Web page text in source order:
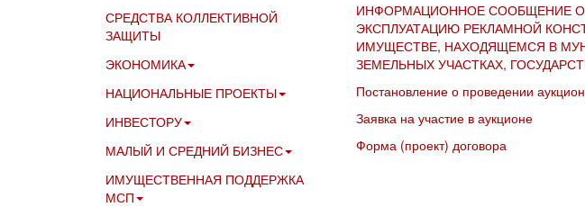
ИНФОРМАЦИОННОЕ СООБЩЕНИЕ О
ЭКСПЛУАТАЦИЮ РЕКЛАМНОЙ
ИМУЩЕСТВЕ, НАХОДЯЩЕМСЯ В
ЗЕМЕЛЬНЫХ УЧАСТКАХ,
Постановление о проведении
Заявка на участие в аукционе
Форма (проект) договора
СРЕДСТВА КОЛЛЕКТИВНОЙ
ЗАЩИТЫ
ЭКОНОМИКА
НАЦИОНАЛЬНЫЕ ПРОЕКТЫ
ИНВЕСТОРУ
МАЛЫЙ И СРЕДНИЙ БИЗНЕС
ИМУЩЕСТВЕННАЯ ПОДДЕРЖКА
МСП